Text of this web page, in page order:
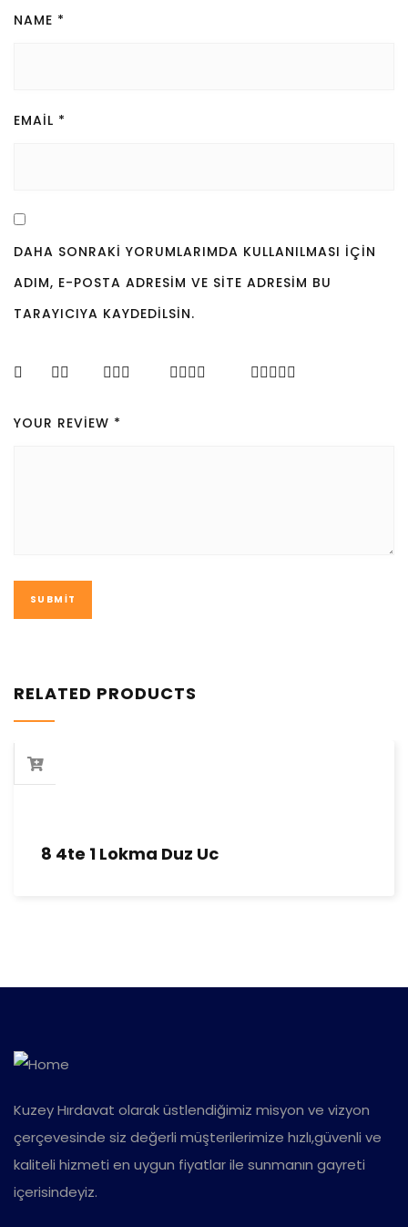
NAME *
EMAIL *
DAHA SONRAKI YORUMLARIMDA KULLANILMASI IÇIN
ADIM, E-POSTA ADRESIM VE SITE ADRESIM BU
TARAYICIYA KAYDEDILSIN.
YOUR REVIEW *
RELATED PRODUCTS
8 4te 1 Lokma Duz Uc
Kuzey Hırdavat olarak üstlendiğimiz misyon ve vizyon
çerçevesinde siz değerli müşterilerimize hızlı,güvenli ve
kaliteli hizmeti en uygun fiyatlar ile sunmanın gayreti
içerisindeyiz.